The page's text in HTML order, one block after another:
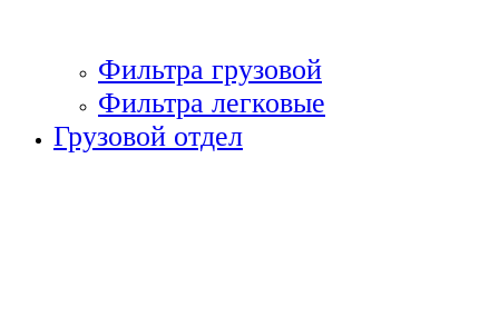
Фильтра грузовой
Фильтра легковые
Грузовой отдел